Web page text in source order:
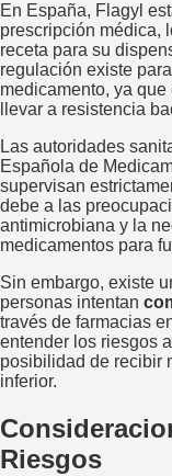
En España, Flagyl
prescripción médica,
receta para su
regulación existe
medicamento, ya
llevar a resistencia
Las autoridades
Española de
supervisan
debe a las
antimicrobiana y la
medicamentos para
Sin embargo, existe
personas intentan
través de farmacias
entender los riesgos
posibilidad de recibir
inferior.
Riesgos